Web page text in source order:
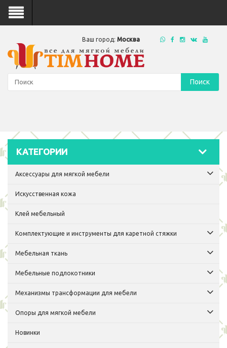
Ваш город: Москва
Поиск
КАТЕГОРИИ
Аксессуары для мягкой мебели
Искусственная кожа
Клей мебельный
Комплектующие и инструменты для каретной стяжки
Мебельная ткань
Мебельные подлокотники
Механизмы трансформации для мебели
Опоры для мягкой мебели
Новинки